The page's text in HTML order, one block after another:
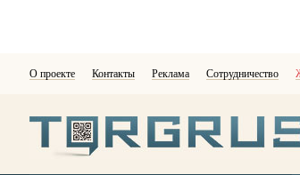
О проекте Контакты Реклама Сотрудничество